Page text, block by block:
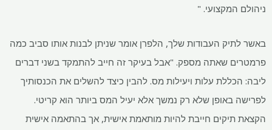
ניהולם המקצועי. "
באשר לתיק העבודות שלך, הלפרן אומר שניתן לבנות אותו סביב כמה
פרמטרים שאתה מספק. "אבל בעיקר זה חייב להתמקד בשני דברים
ליבה: הכללת עלות ויעילות מס. להבין כיצד להשלים את הכנסותיך
לפרישה באופן שלא רק נמשך אלא יעיל המס ביותר הוא קריטי.
הקצאת תיקים חייבת להיות מותאמת אישית, אך בהתאמה אישית